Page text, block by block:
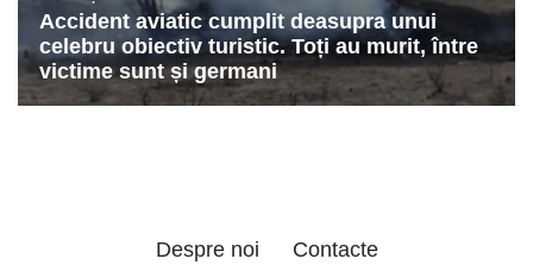
Despre noi Contacte